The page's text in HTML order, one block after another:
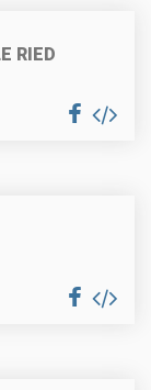
RIED